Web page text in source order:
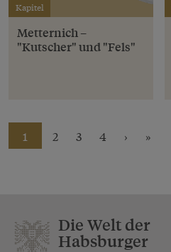
Kapitel
Metternich –
"Kutscher" und "Fels"
1 2 3 4 › »
Die Welt der
Habsburger